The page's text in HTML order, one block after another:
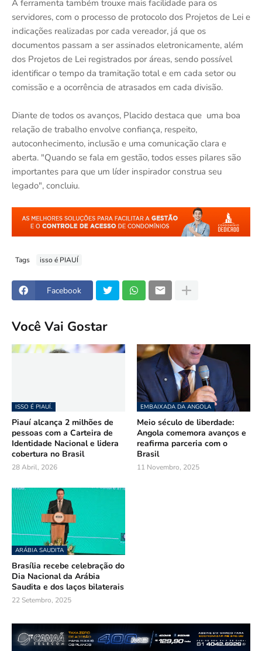
A ferramenta também trouxe mais facilidade para os
servidores, com o processo de protocolo dos Projetos de Lei e
indicações realizadas por cada vereador, já que os
documentos passam a ser assinados eletronicamente, além
dos Projetos de Lei registrados por áreas, sendo possível
identificar o tempo da tramitação total e em cada setor ou
comissão e a ocorrência de atrasados em cada divisão.
Diante de todos os avanços, Placido destaca que uma boa
relação de trabalho envolve confiança, respeito,
autoconhecimento, inclusão e uma comunicação clara e
aberta. "Quando se fala em gestão, todos esses pilares são
importantes para que um líder inspirador construa seu
legado", concluiu.
Tags isso é PIAUÍ
Facebook
Você Vai Gostar
ISSO É PIAUÍ.
Piauí alcança 2 milhões de
pessoas com a Carteira de
Identidade Nacional e lidera
cobertura no Brasil
28 Abril, 2026
EMBAIXADA DA ANGOLA
Meio século de liberdade:
Angola comemora avanços e
reafirma parceria com o
Brasil
11 Novembro, 2025
ARÁBIA SAUDITA
Brasília recebe celebração do
Dia Nacional da Arábia
Saudita e dos laços bilaterais
22 Setembro, 2025